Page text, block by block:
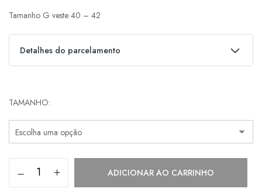
Tamanho G veste 40 – 42
Detalhes do parcelamento
TAMANHO
ADICIONAR AO CARRINHO